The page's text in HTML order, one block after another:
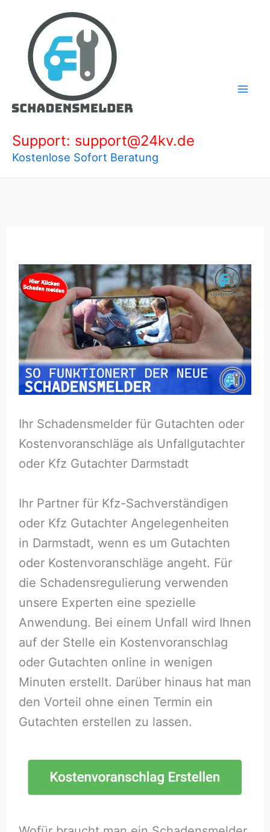
springen
Support: support@24kv.de
Kostenlose Sofort Beratung
Ihr Schadensmelder für Gutachten oder
Kostenvoranschläge als Unfallgutachter
oder Kfz Gutachter Darmstadt
Ihr Partner für Kfz-Sachverständigen
oder Kfz Gutachter Angelegenheiten
in Darmstadt, wenn es um Gutachten
oder Kostenvoranschläge angeht. Für
die Schadensregulierung verwenden
unsere Experten eine spezielle
Anwendung. Bei einem Unfall wird Ihnen
auf der Stelle ein Kostenvoranschlag
oder Gutachten online in wenigen
Minuten erstellt. Darüber hinaus hat man
den Vorteil ohne einen Termin ein
Gutachten erstellen zu lassen.